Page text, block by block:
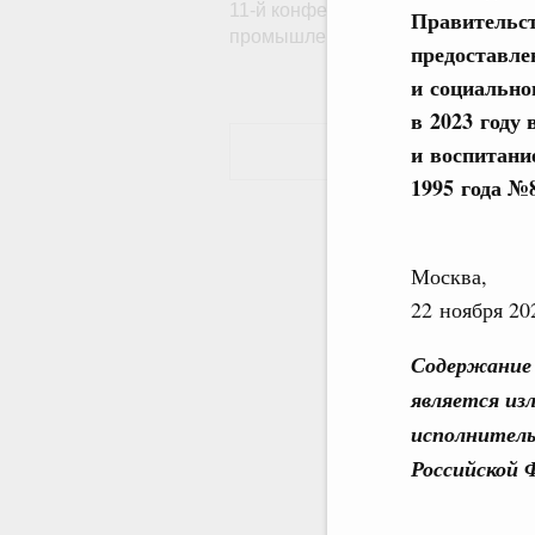
и
в 2023 году
и
1995 года
Москва,
22 ноября
Содержание
является
Российской
11-й конференции «ЦИПР» –
промышленности»